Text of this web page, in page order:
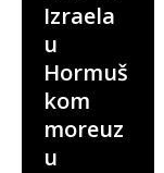
Izraela
u
Hormuš
kom
moreuz
u